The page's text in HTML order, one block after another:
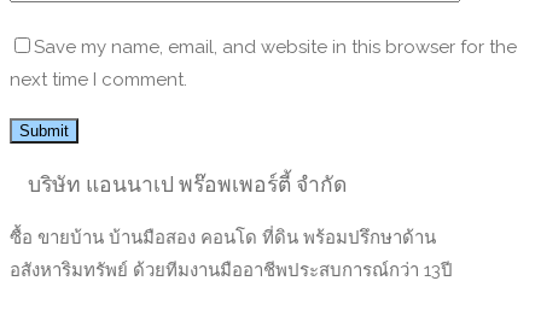
Save my name, email, and website in this browser for the
next time I comment.
บริษัท แอนนาเป พร๊อพเพอร์ตี้ จำกัด
ซื้อ ขายบ้าน บ้านมือสอง คอนโด ที่ดิน พร้อมปรึกษาด้าน
อสังหาริมทรัพย์ ด้วยทีมงานมืออาชีพประสบการณ์กว่า 13ปี